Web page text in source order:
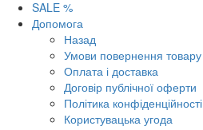
SALE %
Допомога
Назад
Умови повернення товару
Оплата і доставка
Договір публічної оферти
Політика конфіденційності
Користувацька угода